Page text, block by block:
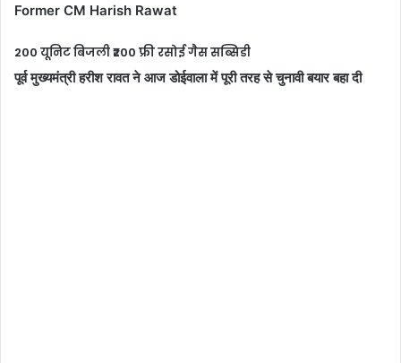
Former CM Harish Rawat
200 यूनिट बिजली ₹200 फ्री रसोई गैस सब्सिडी
पूर्व मुख्यमंत्री हरीश रावत ने आज डोईवाला में पूरी तरह से चुनावी बयार बहा दी